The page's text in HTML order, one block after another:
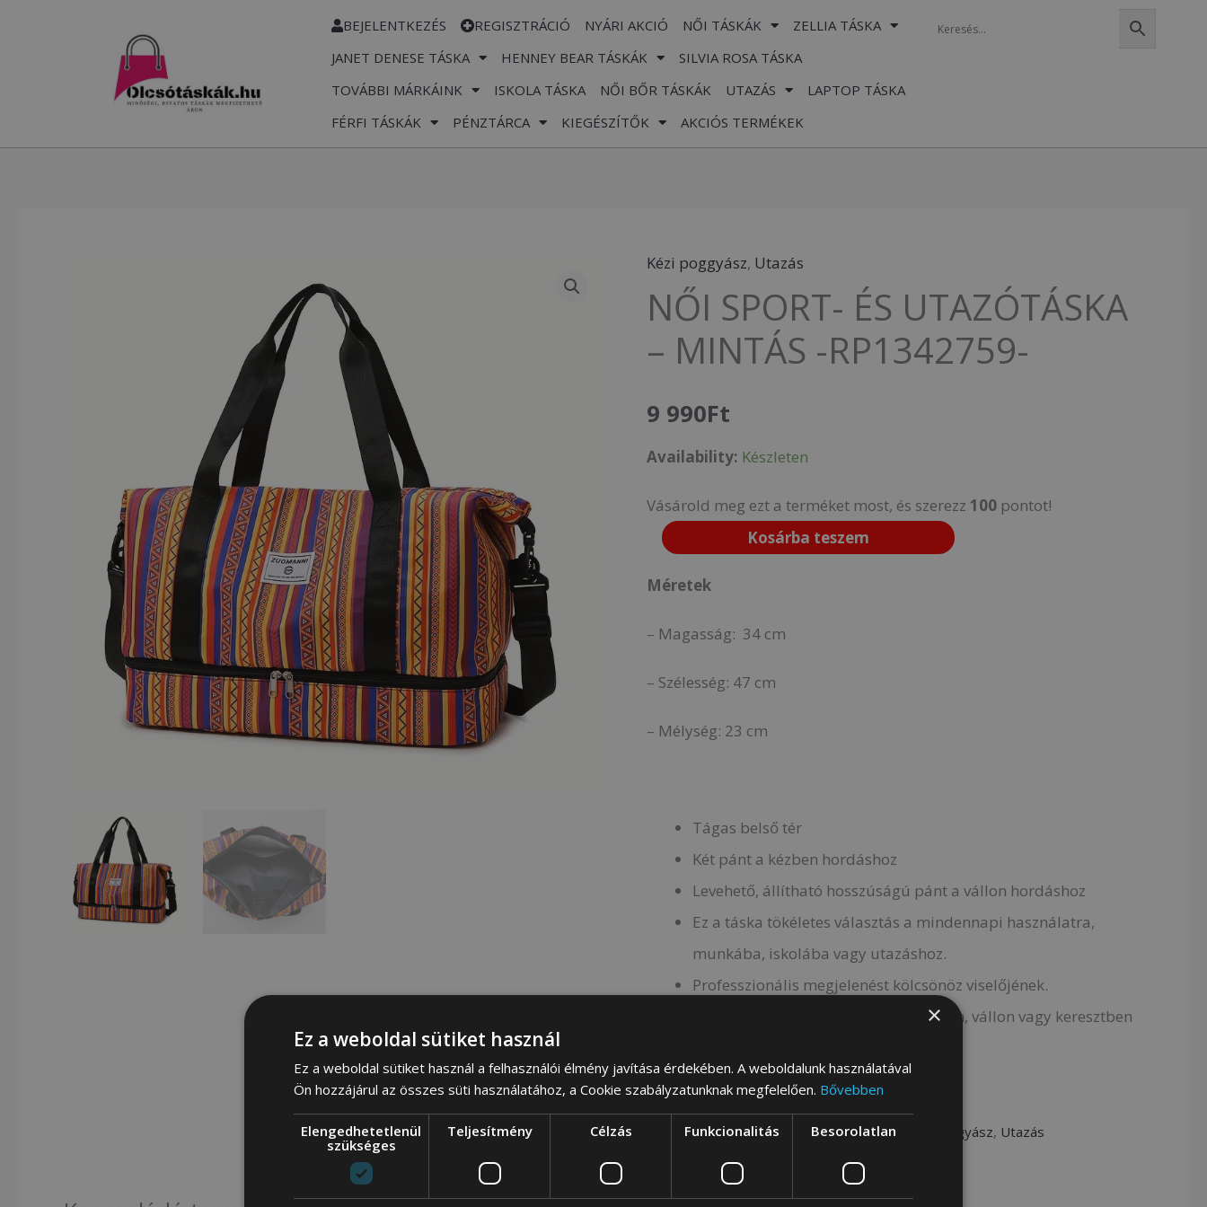
BEJELENTKEZÉS REGISZTRÁCIÓ NYÁRI AKCIÓ NŐI TÁSKÁK
ZELLIA TÁSKA
JANET DENESE TÁSKA
HENNEY BEAR TÁSKÁK
SILVIA ROSA TÁSKA
TOVÁBBI MÁRKÁINK
ISKOLA TÁSKA NŐI BŐR TÁSKÁK UTAZÁS
LAPTOP TÁSKA
FÉRFI TÁSKÁK
PÉNZTÁRCA KIEGÉSZÍTŐK AKCIÓS TERMÉKEK
Kézi poggyász, Utazás
NŐI SPORT- ÉS UTAZÓTÁSKA
– MINTÁS -RP1342759-
9 990Ft
Availability: Készleten
Vásárold meg ezt a terméket most, és szerezz 100 pontot!
NŐI
SPORT-
UTAZÓTÁSKA
MINTÁS
-
mennyiség
Kosárba teszem
Méretek
– Magasság: 34 cm
– Szélesség: 47 cm
– Mélység: 23 cm
Tágas belső tér
Két pánt a kézben hordáshoz
Levehető, állítható hosszúságú pánt a vállon hordáshoz
Ez a táska tökéletes választás a mindennapi használatra,
munkába, iskolába vagy utazáshoz.
Professzionális megjelenést kölcsönöz viselőjének.
A táska kényelmesen hordható kézben, vállon vagy keresztben
Bőröndtartó pánttal.
Cikkszám:RP1342759-1 Kategóriák: Kézi poggyász, Utazás
×
Ez a weboldal sütiket használ
Ez a weboldal sütiket használ a felhasználói élmény javítása érdekében. A weboldalunk használatával
Ön hozzájárul az összes süti használatához, a Cookie szabályzatunknak megfelelően. Bővebben
Elengedhetetlenül
szükséges
Teljesítmény Célzás Funkcionalitás Besorolatlan